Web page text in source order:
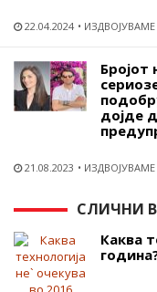
22.04.2024 ИЗДВОЈУВАМЕ
Бројот
дојде
21.08.2023 ИЗДВОЈУВАМЕ
СЛИЧНИ
Каква